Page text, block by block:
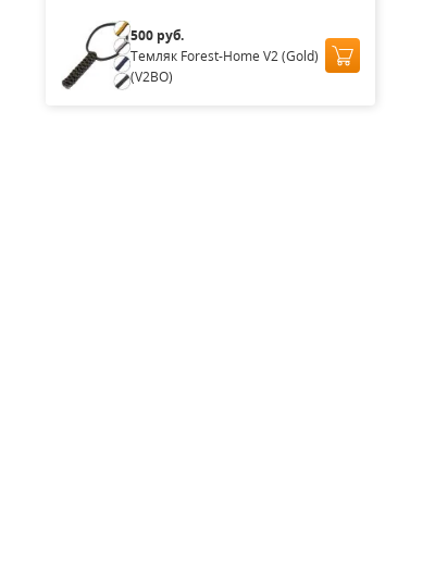
500 руб.
Темляк Forest-Home V2 (Gold)
(V2BO)